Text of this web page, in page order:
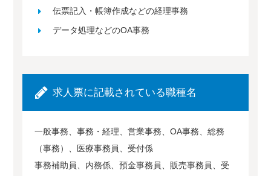
伝票記入・帳簿作成などの経理事務
データ処理などのOA事務
求人票に記載されている職種名
一般事務、事務・経理、営業事務、OA事務、総務
（事務）、医療事務員、受付係
事務補助員、内務係、預金事務員、販売事務員、受